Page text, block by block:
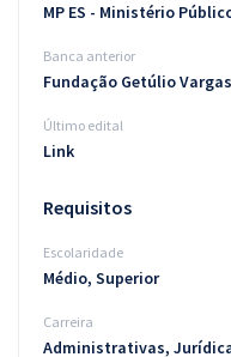
MP ES - Ministério
Banca anterior
Fundação Getúlio Vargas
Último edital
Link
Requisitos
Escolaridade
Médio, Superior
Carreira
Administrativas,